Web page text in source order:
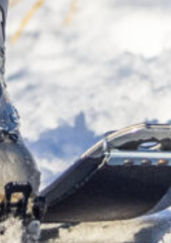
(0)4 92 21 52 52
Montgenèvre